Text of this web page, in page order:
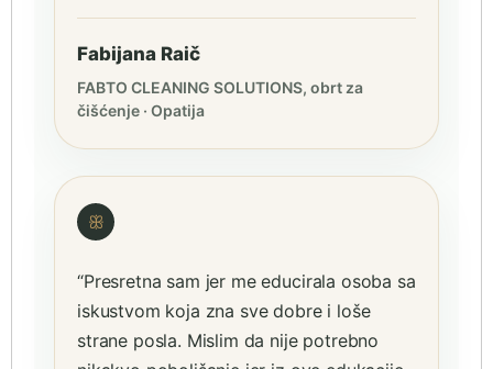
Fabijana Raič
FABTO CLEANING SOLUTIONS, obrt za
čišćenje · Opatija
ꕥ
“Presretna sam jer me educirala osoba sa
iskustvom koja zna sve dobre i loše
strane posla. Mislim da nije potrebno